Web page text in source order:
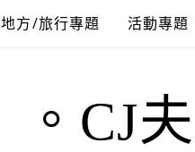
地方/旅行專題 活動專題
。CJ